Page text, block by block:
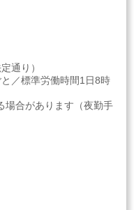
通り）
／標準労働時間1日8時
場合があります（夜勤手